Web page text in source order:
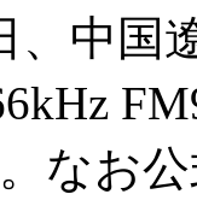
、中国
なお